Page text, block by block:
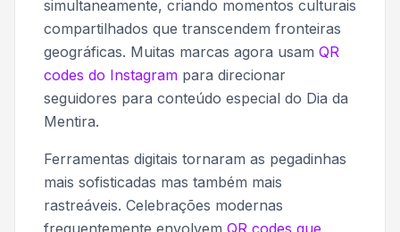
simultaneamente, criando momentos culturais
compartilhados que transcendem fronteiras
geográficas. Muitas marcas agora usam QR
codes do Instagram para direcionar
seguidores para conteúdo especial do Dia da
Mentira.
Ferramentas digitais tornaram as pegadinhas
mais sofisticadas mas também mais
rastreáveis. Celebrações modernas
frequentemente envolvem QR codes que